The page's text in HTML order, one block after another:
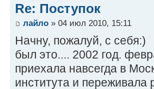
Re: Поступок
лайло » 04 июл 2010, 15:11
Начну, пожалуй, с себя:)
был это.... 2002 год.
приехала навсегда в
института и